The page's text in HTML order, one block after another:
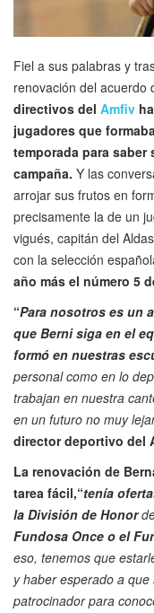
Fiel a sus palabras y
renovación del acuerdo
directivos del Amfiv
jugadores que
temporada para
campaña. Y las
arrojar sus frutos en
precisamente la de un
vigués, capitán del
con la selección
año más el número 5
“Para nosotros es un
que Berni siga en el
formó en nuestras
personal como en lo
trabajan en nuestra
en un futuro no muy
director deportivo del
La renovación de
tarea fácil,“tenía
la División de Honor
Fundosa Once o el
eso, tenemos que
y haber esperado a
patrocinador para